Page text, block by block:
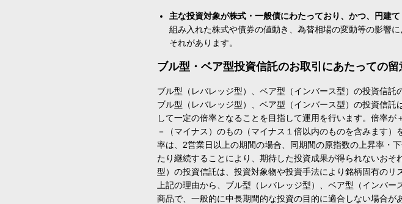
主な投資対象が株式・一般債にわたっており、かつ、円建
組み入れた株式や債券の値動き、為替相場の変動等の影響
それがあります。
ブル型・ベア型投資信託のお取引にあたっての留
ブル型（レバレッジ型）、ベア型（インバース型）の投資信託
ブル型（レバレッジ型）、ベア型（インバース型）の投資信
して一定の倍率となることを目指して運用を行います。倍率
－（マイナス）のもの（マイナス１倍以内のものを含みます
率は、2営業日以上の期間の場合、同期間の原指数の上昇率・
たり継続することにより、期待した投資成果が得られないお
型）の投資信託は、投資対象物や投資手法により銘柄固有のリ
上記の理由から、ブル型（レバレッジ型）、ベア型（インバ
商品で、一般的に中長期間的な投資の目的に適合しない場合が